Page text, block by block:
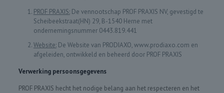
PROF PRAXIS:De vennootschap PROF PRAXIS NV, gevestigd te
Scheibeekstraat(HN) 29, B-1540 Herne met
ondernemingsnummer 0443.819.441
Website:De Website van PRODIAXO, www.prodiaxo.com en
afgeleiden, ontwikkeld en beheerd door PROF PRAXIS
Verwerking persoonsgegevens
PROF PRAXIS hecht het nodige belang aan het respecteren en het